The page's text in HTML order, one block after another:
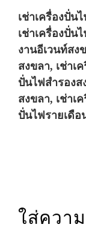
เช่าเครื่องปั่น
เช่าเครื่องปั่น
งานอีเวนท์สง
สงขลา, เช่าเ
ปั่นไฟสำรองส
สงขลา, เช่าเ
ปั่นไฟรายเดือ
ใส่ควา